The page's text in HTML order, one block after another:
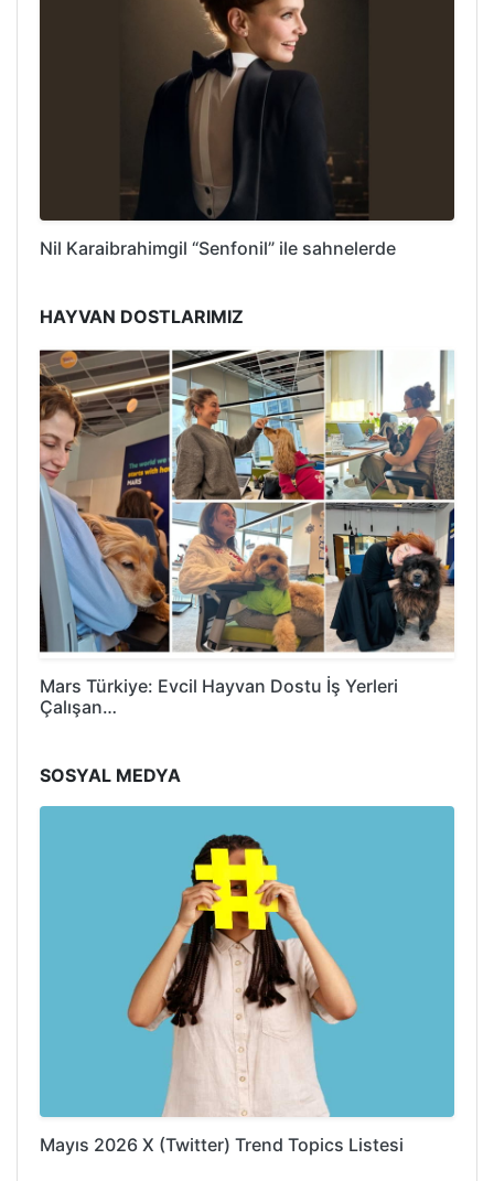
Nil Karaibrahimgil “Senfonil” ile sahnelerde
HAYVAN DOSTLARIMIZ
Mars Türkiye: Evcil Hayvan Dostu İş Yerleri
Çalışan…
SOSYAL MEDYA
Mayıs 2026 X (Twitter) Trend Topics Listesi